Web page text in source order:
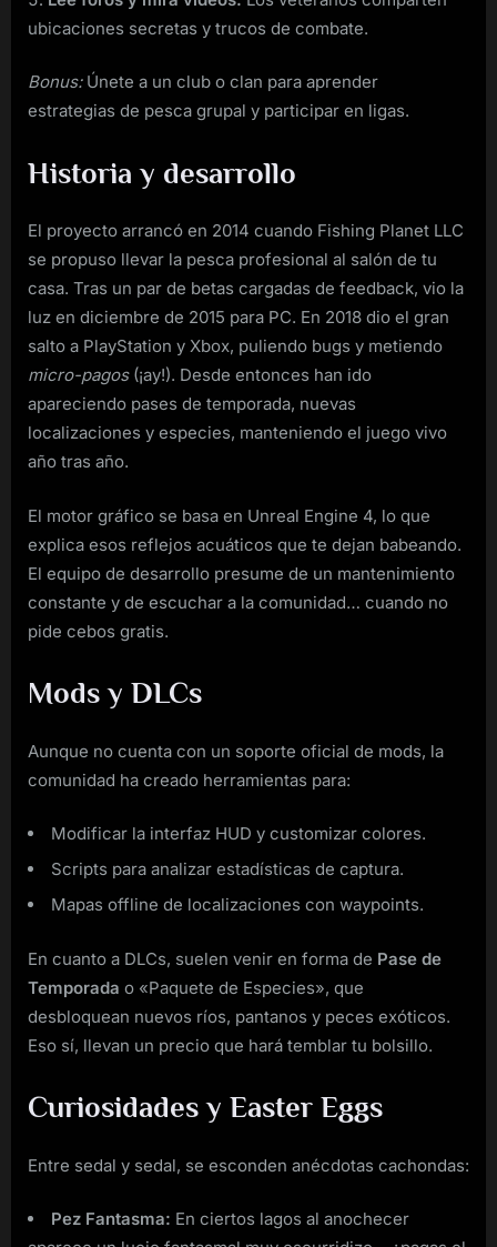
ubicaciones secretas y trucos de combate.
Bonus:Únete a un club o clan para aprender
estrategias de pesca grupal y participar en ligas.
Historia y desarrollo
El proyecto arrancó en 2014 cuando Fishing Planet LLC
se propuso llevar la pesca profesional al salón de tu
casa. Tras un par de betas cargadas de feedback, vio la
luz en diciembre de 2015 para PC. En 2018 dio el gran
salto a PlayStation y Xbox, puliendo bugs y metiendo
micro-pagos(¡ay!). Desde entonces han ido
apareciendo pases de temporada, nuevas
localizaciones y especies, manteniendo el juego vivo
año tras año.
El motor gráfico se basa en Unreal Engine 4, lo que
explica esos reflejos acuáticos que te dejan babeando.
El equipo de desarrollo presume de un mantenimiento
constante y de escuchar a la comunidad… cuando no
pide cebos gratis.
Mods y DLCs
Aunque no cuenta con un soporte oficial de mods, la
comunidad ha creado herramientas para:
Modificar la interfaz HUD y customizar colores.
Scripts para analizar estadísticas de captura.
Mapas offline de localizaciones con waypoints.
En cuanto a DLCs, suelen venir en forma de Pase de
Temporada o «Paquete de Especies», que
desbloquean nuevos ríos, pantanos y peces exóticos.
Eso sí, llevan un precio que hará temblar tu bolsillo.
Curiosidades y Easter Eggs
Entre sedal y sedal, se esconden anécdotas cachondas:
Pez Fantasma: En ciertos lagos al anochecer